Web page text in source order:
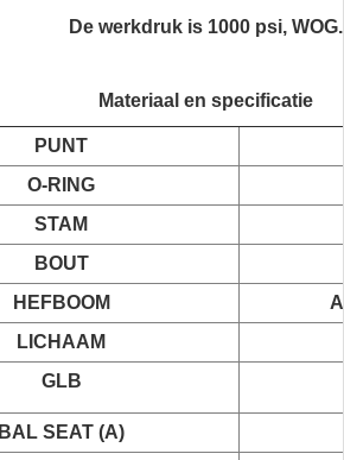
De werkdruk is 1000 psi, WOG.
Materiaal en specificatie
PUNT
O-RING
STAM
BOUT
HEFBOOM
LICHAAM
GLB
BAL SEAT (A)